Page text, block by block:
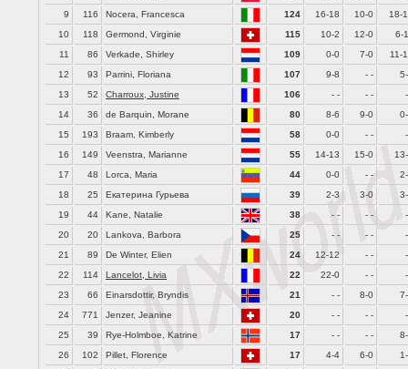
9
116 Nocera, Francesca 124 16-18 10-0
18-
10
118 Germond, Virginie 115 10-2 12-0
6-
11
86 Verkade, Shirley 109 0-0 7-0
11-
12
93 Parrini, Floriana 107 9-8 - -
13
52 Charroux, Justine 106 - - - -
14
36 de Barquin, Morane 80 8-6 9-0
15
193 Braam, Kimberly 58 0-0 - -
16
149 Veenstra, Marianne 55 14-13 15-0
17
48 Lorca, Maria 44 0-0 - -
18
25 Екатерина Гурьева 39 2-3 3-0
19
44 Kane, Natalie 38 - - - -
20
20 Lankova, Barbora 25 - - - -
21
89 De Winter, Elien 24 12-12 - -
22
114 Lancelot, Livia 22 22-0 - -
23
66 Einarsdottir, Bryndis 21 - - 8-0
24
771 Jenzer, Jeanine 20 - - - -
25
39 Rye-Holmboe, Katrine 17 - - - -
26
102 Pillet, Florence 17 4-4 6-0